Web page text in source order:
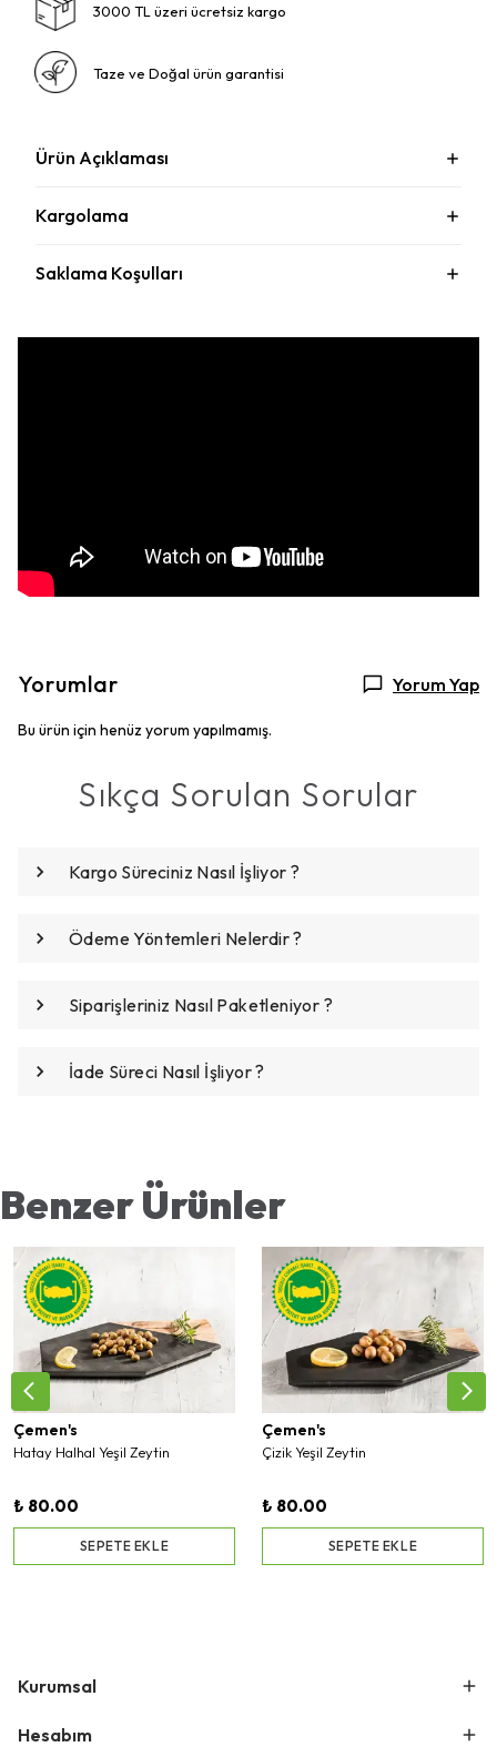
3000 TL üzeri ücretsiz kargo
Taze ve Doğal ürün garantisi
Ürün Açıklaması
Kargolama
Saklama Koşulları
Yorumlar Yorum Yap
Bu ürün için henüz yorum yapılmamış.
Sıkça Sorulan Sorular
Kargo Süreciniz Nasıl İşliyor ?
Ödeme Yöntemleri Nelerdir ?
Siparişleriniz Nasıl Paketleniyor ?
İade Süreci Nasıl İşliyor ?
Benzer Ürünler
Çemen's
Hatay Halhal Yeşil Zeytin
₺ 80.00
SEPETE EKLE
Çemen's
Çizik Yeşil Zeytin
₺ 80.00
SEPETE EKLE
Kurumsal
Hesabım